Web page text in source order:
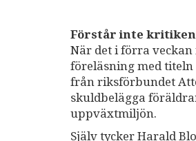
Förstår inte kritiken
När det i förra
föreläsning med titeln
från riksförbundet
skuldbelägga
uppväxtmiljön.
Själv tycker Harald